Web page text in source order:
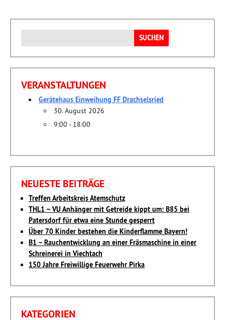
nach:
VERANSTALTUNGEN
Gerätehaus Einweihung FF Drachselsried
30. August 2026
9:00 - 18:00
NEUESTE BEITRÄGE
Treffen Arbeitskreis Atemschutz
THL1 – VU Anhänger mit Getreide kippt um: B85 bei
Patersdorf für etwa eine Stunde gesperrt
Über 70 Kinder bestehen die Kinderflamme Bayern!
B1 – Rauchentwicklung an einer Fräsmaschine in einer
Schreinerei in Viechtach
150 Jahre Freiwillige Feuerwehr Pirka
KATEGORIEN